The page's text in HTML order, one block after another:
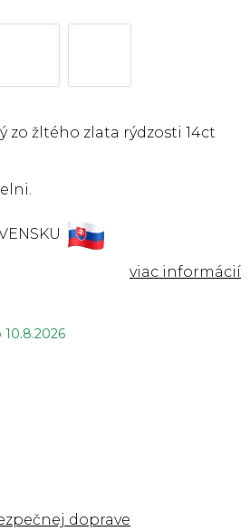
10.8.2026
zo žltého zlata rýdzosti 14ct
doprave